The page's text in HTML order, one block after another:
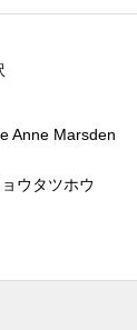
Anne Marsden
ウタツホウ